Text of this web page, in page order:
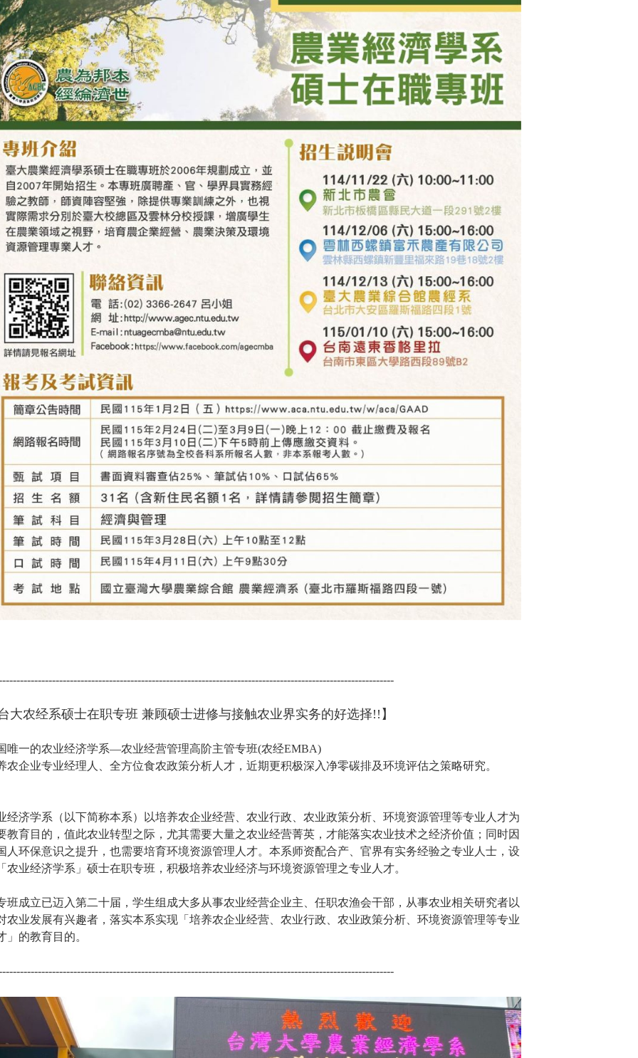
大农经系硕士在职专班 兼顾硕士进修与接触农业界实务的好选择!!】
唯一的农业经济学系—农业经营管理高阶主管专班(农经EMBA)
农企业专业经理人、全方位食农政策分析人才，近期更积极深入净零碳排及环境评估之策略研究。
经济学系（以下简称本系）以培养农企业经营、农业行政、农业政策分析、环境资源管理等专业人才为
教育目的，值此农业转型之际，尤其需要大量之农业经营菁英，才能落实农业技术之经济价值；同时因
人环保意识之提升，也需要培育环境资源管理人才。本系师资配合产、官界有实务经验之专业人士，设
农业经济学系」硕士在职专班，积极培养农业经济与环境资源管理之专业人才。
班成立已迈入第二十届，学生组成大多从事农业经营企业主、任职农渔会干部，从事农业相关研究者以
农业发展有兴趣者，落实本系实现「培养农企业经营、农业行政、农业政策分析、环境资源管理等专业
」的教育目的。